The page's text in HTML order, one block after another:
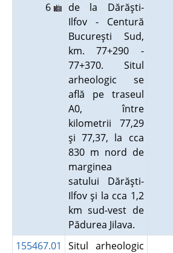
6
de la Dărăşti-
Ilfov - Centură
Bucureşti Sud,
km. 77+290 -
77+370. Situl
arheologic se
află pe traseul
A0, între
kilometrii 77,29
şi 77,37, la cca
830 m nord de
marginea
satului Dărăşti-
Ilfov şi la cca 1,2
km sud-vest de
Pădurea Jilava.
155467.01
Situl arheologic